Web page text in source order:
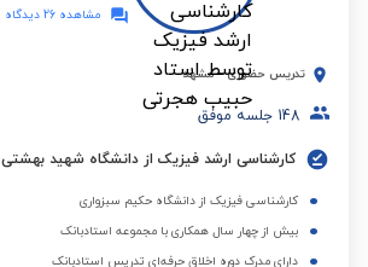
مشاهده 26 دیدگاه
تدریس حضوری - مشهد
148 جلسه موفق
کارشناسی ارشد فیزیک از دانشگاه شهید بهشتی
کارشناسی فیزیک از دانشگاه حکیم سبزواری
بیش از چهار سال همکاری با مجموعه استادبانک
دارای مدرک دوره اخلاق حرفه‌ای تدریس استادبانک